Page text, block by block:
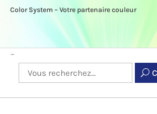
Color System – Votre partenaire couleur